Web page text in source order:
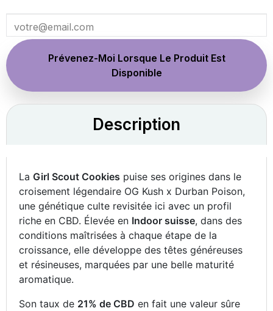
Prévenez-Moi Lorsque Le Produit Est
Disponible
Description
La Girl Scout Cookies puise ses origines dans le
croisement légendaire OG Kush x Durban Poison,
une génétique culte revisitée ici avec un profil
riche en CBD. Élevée en Indoor suisse, dans des
conditions maîtrisées à chaque étape de la
croissance, elle développe des têtes généreuses
et résineuses, marquées par une belle maturité
aromatique.
Son taux de 21% de CBD en fait une valeur sûre